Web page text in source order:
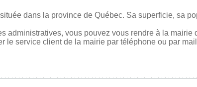
dans la province de Québec. Sa superficie, sa
administratives, vous pouvez vous rendre à la
le service client de la mairie par téléphone ou par